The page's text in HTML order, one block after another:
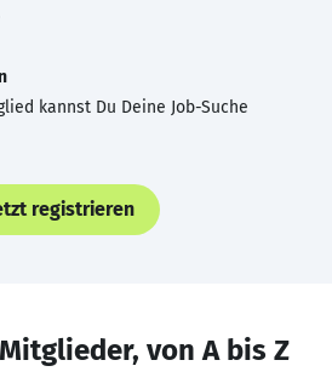
kannst Du Deine Job-Suche
registrieren
von A bis Z